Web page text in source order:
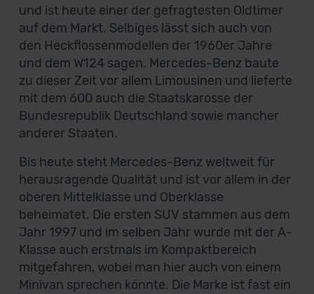
und ist heute einer der gefragtesten Oldtimer
auf dem Markt. Selbiges lässt sich auch von
den Heckflossenmodellen der 1960er Jahre
und dem W124 sagen. Mercedes-Benz baute
zu dieser Zeit vor allem Limousinen und lieferte
mit dem 600 auch die Staatskarosse der
Bundesrepublik Deutschland sowie mancher
anderer Staaten.
Bis heute steht Mercedes-Benz weltweit für
herausragende Qualität und ist vor allem in der
oberen Mittelklasse und Oberklasse
beheimatet. Die ersten SUV stammen aus dem
Jahr 1997 und im selben Jahr wurde mit der A-
Klasse auch erstmals im Kompaktbereich
mitgefahren, wobei man hier auch von einem
Minivan sprechen könnte. Die Marke ist fast ein